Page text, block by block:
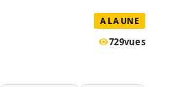
A LA UNE
729vues